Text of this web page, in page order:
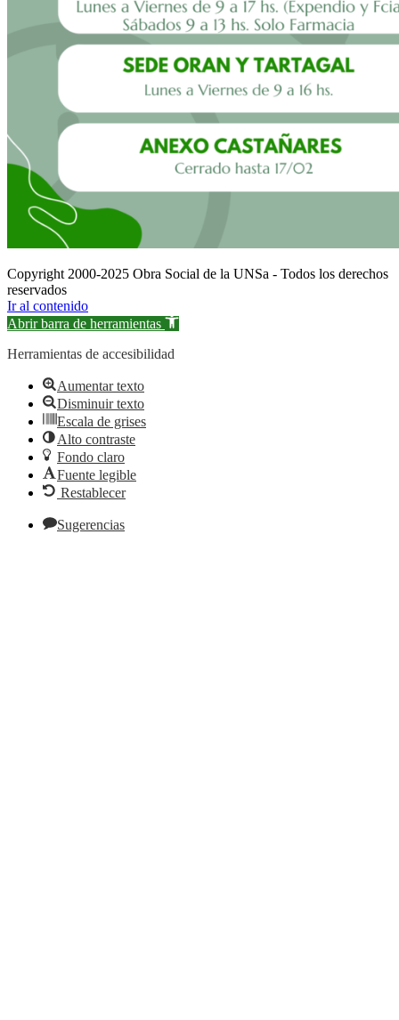
Copyright 2000-2025 Obra Social de la UNSa - Todos los derechos
reservados
Ir al contenido
Abrir barra de herramientas
Herramientas de accesibilidad
Aumentar texto
Disminuir texto
Escala de grises
Alto contraste
Fondo claro
Fuente legible
Restablecer
Sugerencias